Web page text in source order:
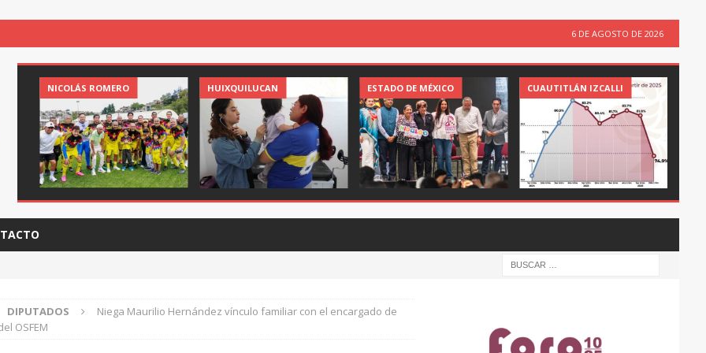
6 DE AGOSTO DE 2026
NICOLÁS ROMERO HUIXQUILUCAN ESTADO DE MÉXICO CUAUTITLÁN IZCALLI
DIPUTADOS
Niega Maurilio Hernández vínculo familiar con el encargado de
OSFEM